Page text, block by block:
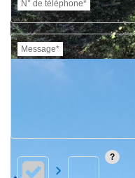
N° de téléphone*
Message*